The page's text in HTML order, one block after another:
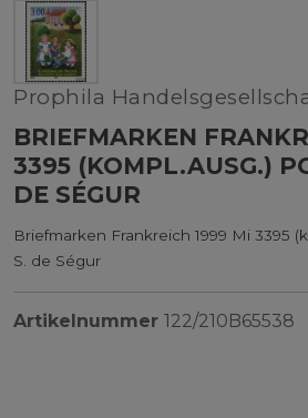
Prophila
BRIEFMARKEN
3395 (KOMPL.AUSG.)
DE SÉGUR
Briefmarken Frankreich 1999 Mi 3395
S. de Ségur
Artikelnummer 122/210B65538